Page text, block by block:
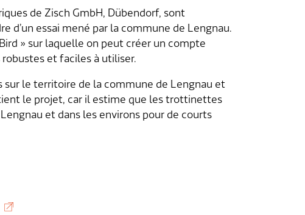
de Zisch GmbH, Dübendorf, sont
d’un essai mené par la commune de Lengnau.
» sur laquelle on peut créer un compte
et faciles à utiliser.
le territoire de la commune de Lengnau et
le projet, car il estime que les trottinettes
et dans les environs pour de courts